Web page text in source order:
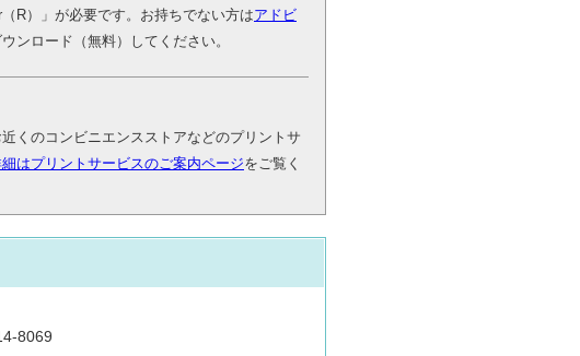
R）」が必要です。お持ちでない方はアドビ
ンロード（無料）してください。
くのコンビニエンスストアなどのプリントサ
はプリントサービスのご案内ページをご覧く
8069